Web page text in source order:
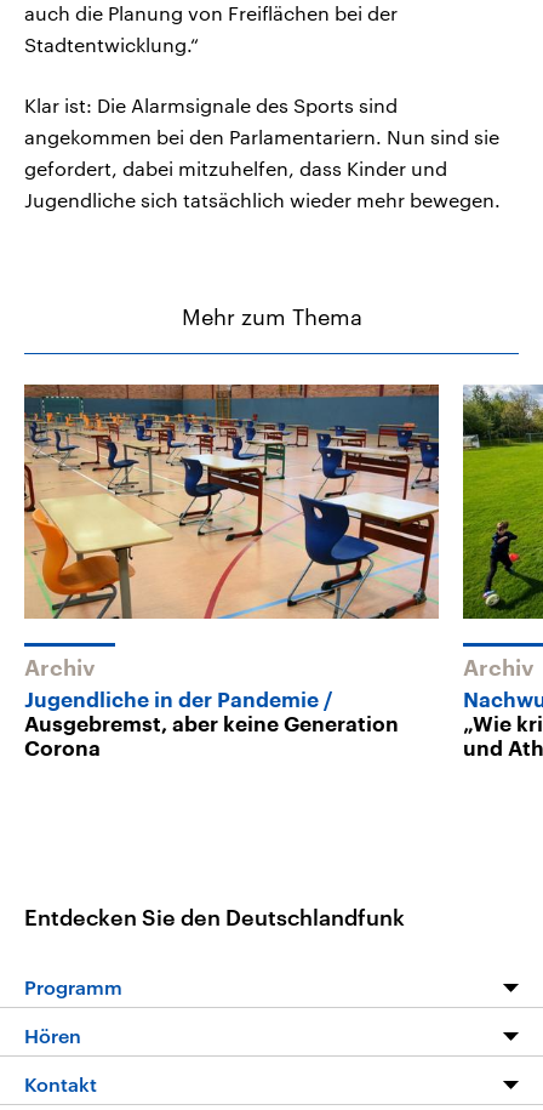
auch die Planung von Freiflächen bei der
Stadtentwicklung.“
Klar ist: Die Alarmsignale des Sports sind
angekommen bei den Parlamentariern. Nun sind sie
gefordert, dabei mitzuhelfen, dass Kinder und
Jugendliche sich tatsächlich wieder mehr bewegen.
Mehr zum Thema
Archiv
Jugendliche in der Pandemie
Ausgebremst, aber keine Generation
Corona
Archiv
„Wie
und
Entdecken Sie den Deutschlandfunk
Programm
Programm
Hören
Livestream
Kontakt